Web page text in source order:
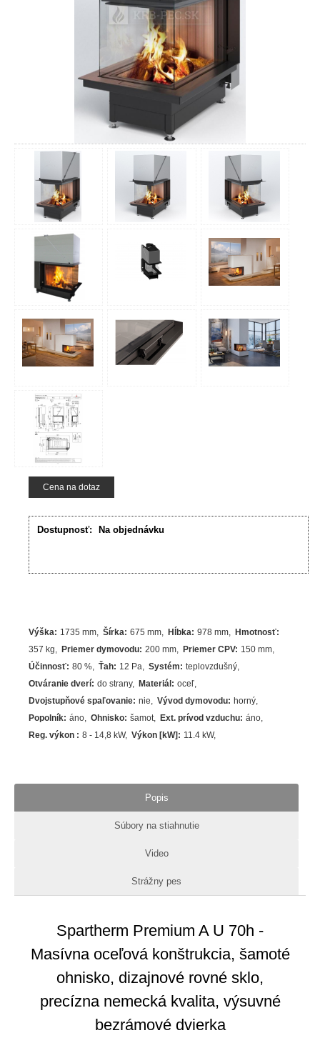
Cena na dotaz
Dostupnosť: Na objednávku
Výška: 1735 mm Šírka: 675 mm Hĺbka: 978 mm Hmotnosť:
357 kg
Priemer dymovodu: 200 mm Priemer CPV: 150 mm
Účinnosť: 80% Ťah: 12 Pa Systém: teplovzdušný
Otváranie dverí: do strany Materiál : oceľ
Dvojstupňové spaľovanie: nie Vývod dymovodu: horný
Popolník: áno Ohnisko: šamot Ext. prívod vzduchu: áno
Reg. výkon : 8 - 14,8 kW Výkon [kW] : 11.4 kW
Popis
Súbory na stiahnutie
Video
Strážny pes
Spartherm Premium A U 70h -
Masívna oceľová konštrukcia, šamoté
ohnisko, dizajnové rovné sklo,
precízna nemecká kvalita, výsuvné
bezrámové dvierka